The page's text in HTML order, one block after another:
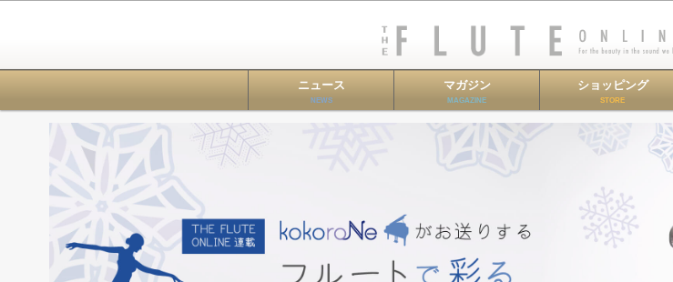
ニュース
NEWS
マガジン
MAGAZINE
ショッピング
STORE